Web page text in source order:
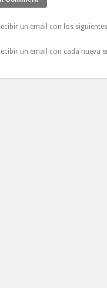
un email con los
un email con cada nueva